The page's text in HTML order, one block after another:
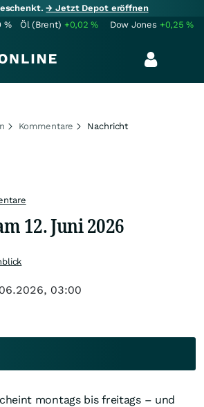
→ Jetzt Depot eröffnen
% Öl (Brent) +0,02% Dow Jones +0,25%
Kommentare Nachricht
12. Juni 2026
montags bis freitags – und
03:00